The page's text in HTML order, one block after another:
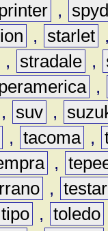
,
, starlet
, stradale ,
,
, suv ,
, tacoma ,
,
,
tipo , toledo